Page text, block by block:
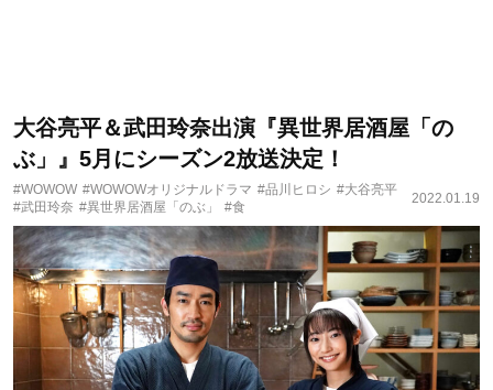
大谷亮平＆武田玲奈出演『異世界居酒屋「の
ぶ」』5月にシーズン2放送決定！
#WOWOW #WOWOWオリジナルドラマ #品川ヒロシ #大谷亮平
#武田玲奈 #異世界居酒屋「のぶ」 #食
2022.01.19